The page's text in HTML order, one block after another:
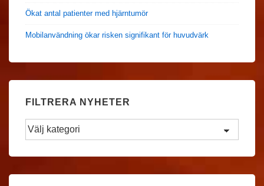
Ökat antal patienter med hjärntumör
Mobilanvändning ökar risken signifikant för huvudvärk
FILTRERA NYHETER
Filtrera
Nyheter